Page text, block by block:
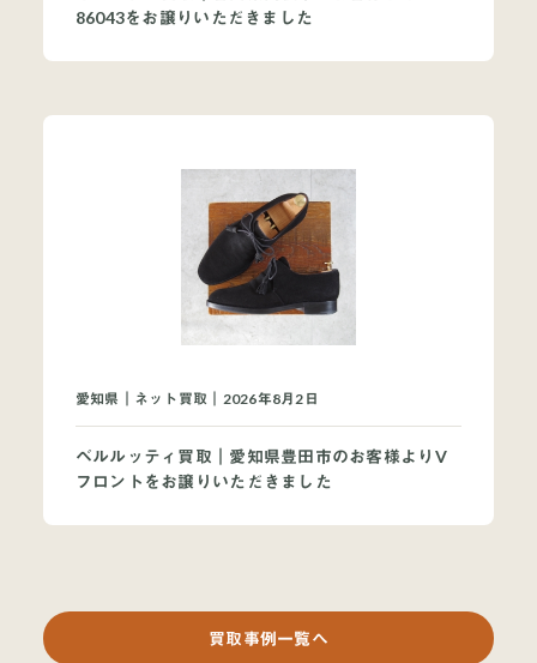
86043をお譲りいただきました
愛知県｜ネット買取｜2026年8月2日
ベルルッティ買取｜愛知県豊田市のお客様よりV
フロントをお譲りいただきました
買取事例一覧へ